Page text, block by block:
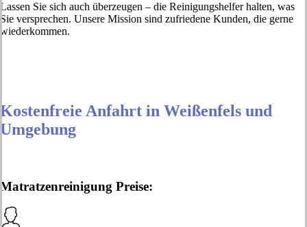
Lassen Sie sich auch überzeugen – die Reinigungshelfer halten, was
Sie versprechen. Unsere Mission sind zufriedene Kunden, die gerne
wiederkommen.
Kostenfreie Anfahrt in Weißenfels und
Umgebung
Matratzenreinigung Preise: